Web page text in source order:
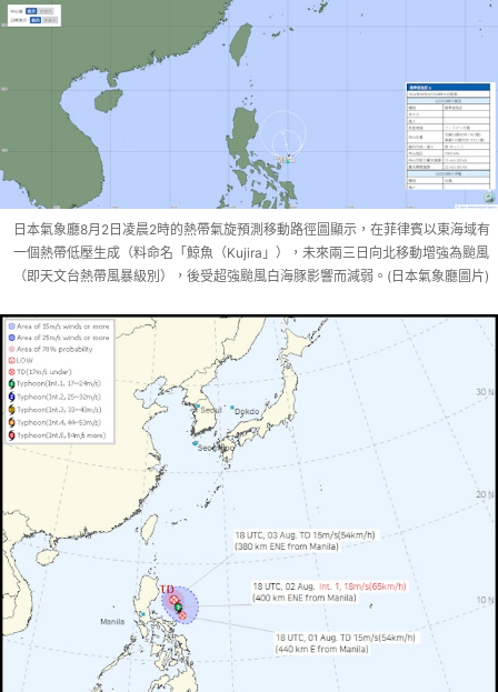
日本氣象廳8月2日凌晨2時的熱帶氣旋預測移動路徑圖顯示，在菲律賓以東海域有
一個熱帶低壓生成（料命名「鯨魚（Kujira」），未來兩三日向北移動增強為颱風
（即天文台熱帶風暴級別），後受超強颱風白海豚影響而減弱。(日本氣象廳圖片)